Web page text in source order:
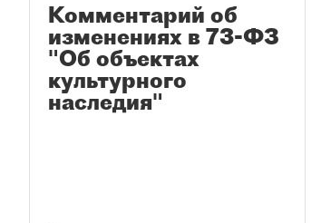
Комментарий об
изменениях в 73-ФЗ
"Об объектах
культурного
наследия"